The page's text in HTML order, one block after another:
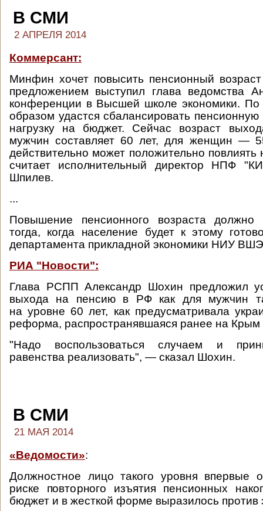
В СМИ
2 АПРЕЛЯ 2014
Коммерсант:
Минфин хочет повысить пенсионный
предложением выступил глава ведомства
конференции в Высшей школе экономики. По
образом удастся сбалансировать пенсионную
нагрузку на бюджет. Сейчас возраст
мужчин составляет 60 лет, для женщин —
действительно может положительно
считает исполнительный директор НПФ
Шпилев.
...
Повышение пенсионного возраста должно
тогда, когда население будет к этому
департамента прикладной экономики НИУ
РИА "Новости":
Глава РСПП Александр Шохин предложил
выхода на пенсию в РФ как для мужчин
на уровне 60 лет, как предусматривала
реформа, распространявшаяся ранее на Крым
"Надо воспользоваться случаем и
равенства реализовать", — сказал Шохин.
В СМИ
21 МАЯ 2014
«Ведомости»:
Должностное лицо такого уровня впервые
риске повторного изъятия пенсионных
бюджет и в жесткой форме выразилось против